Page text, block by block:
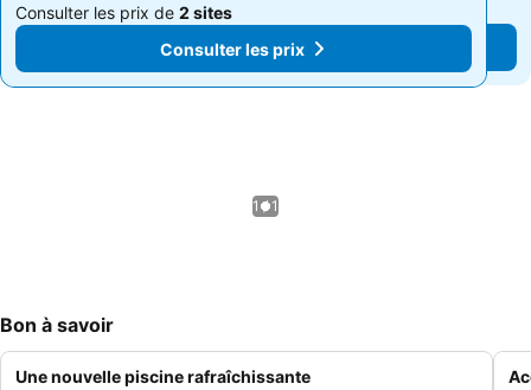
Consulter les prix de 2 sites
Consulter les prix
Consulter les prix de 2 sites
Consulter les prix
1 / 1
Bon à savoir
Une nouvelle piscine rafraîchissante